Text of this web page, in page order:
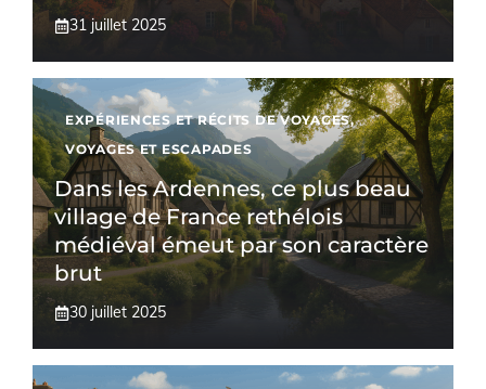
31 juillet 2025
EXPÉRIENCES ET RÉCITS DE VOYAGES,
VOYAGES ET ESCAPADES
Dans les Ardennes, ce plus beau
village de France rethélois
médiéval émeut par son caractère
brut
30 juillet 2025